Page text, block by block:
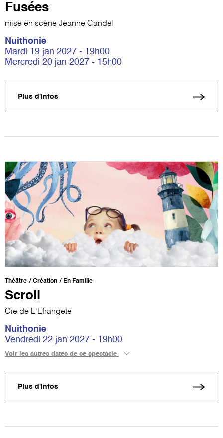
Fusées
mise en scène Jeanne Candel
Nuithonie
Mardi 19 jan 2027 - 19h00
Mercredi 20 jan 2027 - 15h00
Plus d'infos
Théâtre Création En Famille
Scroll
Cie de L'Efrangeté
Nuithonie
Vendredi 22 jan 2027 - 19h00
Voir les autres dates de ce spectacle
Plus d'infos